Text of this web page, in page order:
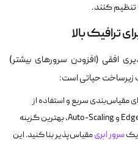
تنظیم کنند.
ترافیک بالا
افقی (افزودن سرورهای بیشتر)
زیرساخت حیاتی است:
مقیاس‌بندی سریع و استفاده از
قابلیت‌های پیشرفته مانند Edge Computing و Auto-Scaling، بهترین گزینه
سرور ابریمقیاس‌پذیر بنا کنید. این